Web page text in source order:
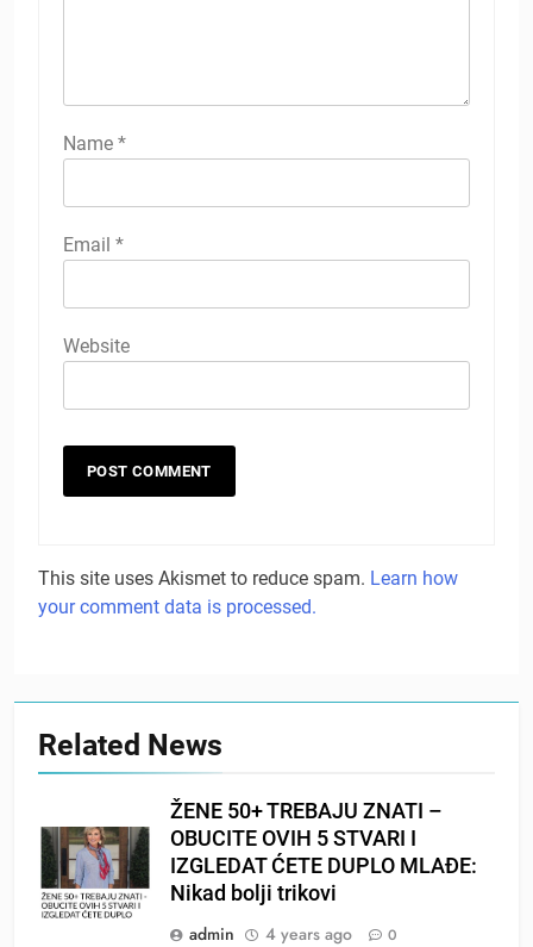
Name *
Email *
Website
This site uses Akismet to reduce spam. Learn how
your comment data is processed.
Related News
ŽENE 50+ TREBAJU ZNATI –
OBUCITE OVIH 5 STVARI I
IZGLEDAT ĆETE DUPLO MLAĐE:
Nikad bolji trikovi
admin
4 years ago 0